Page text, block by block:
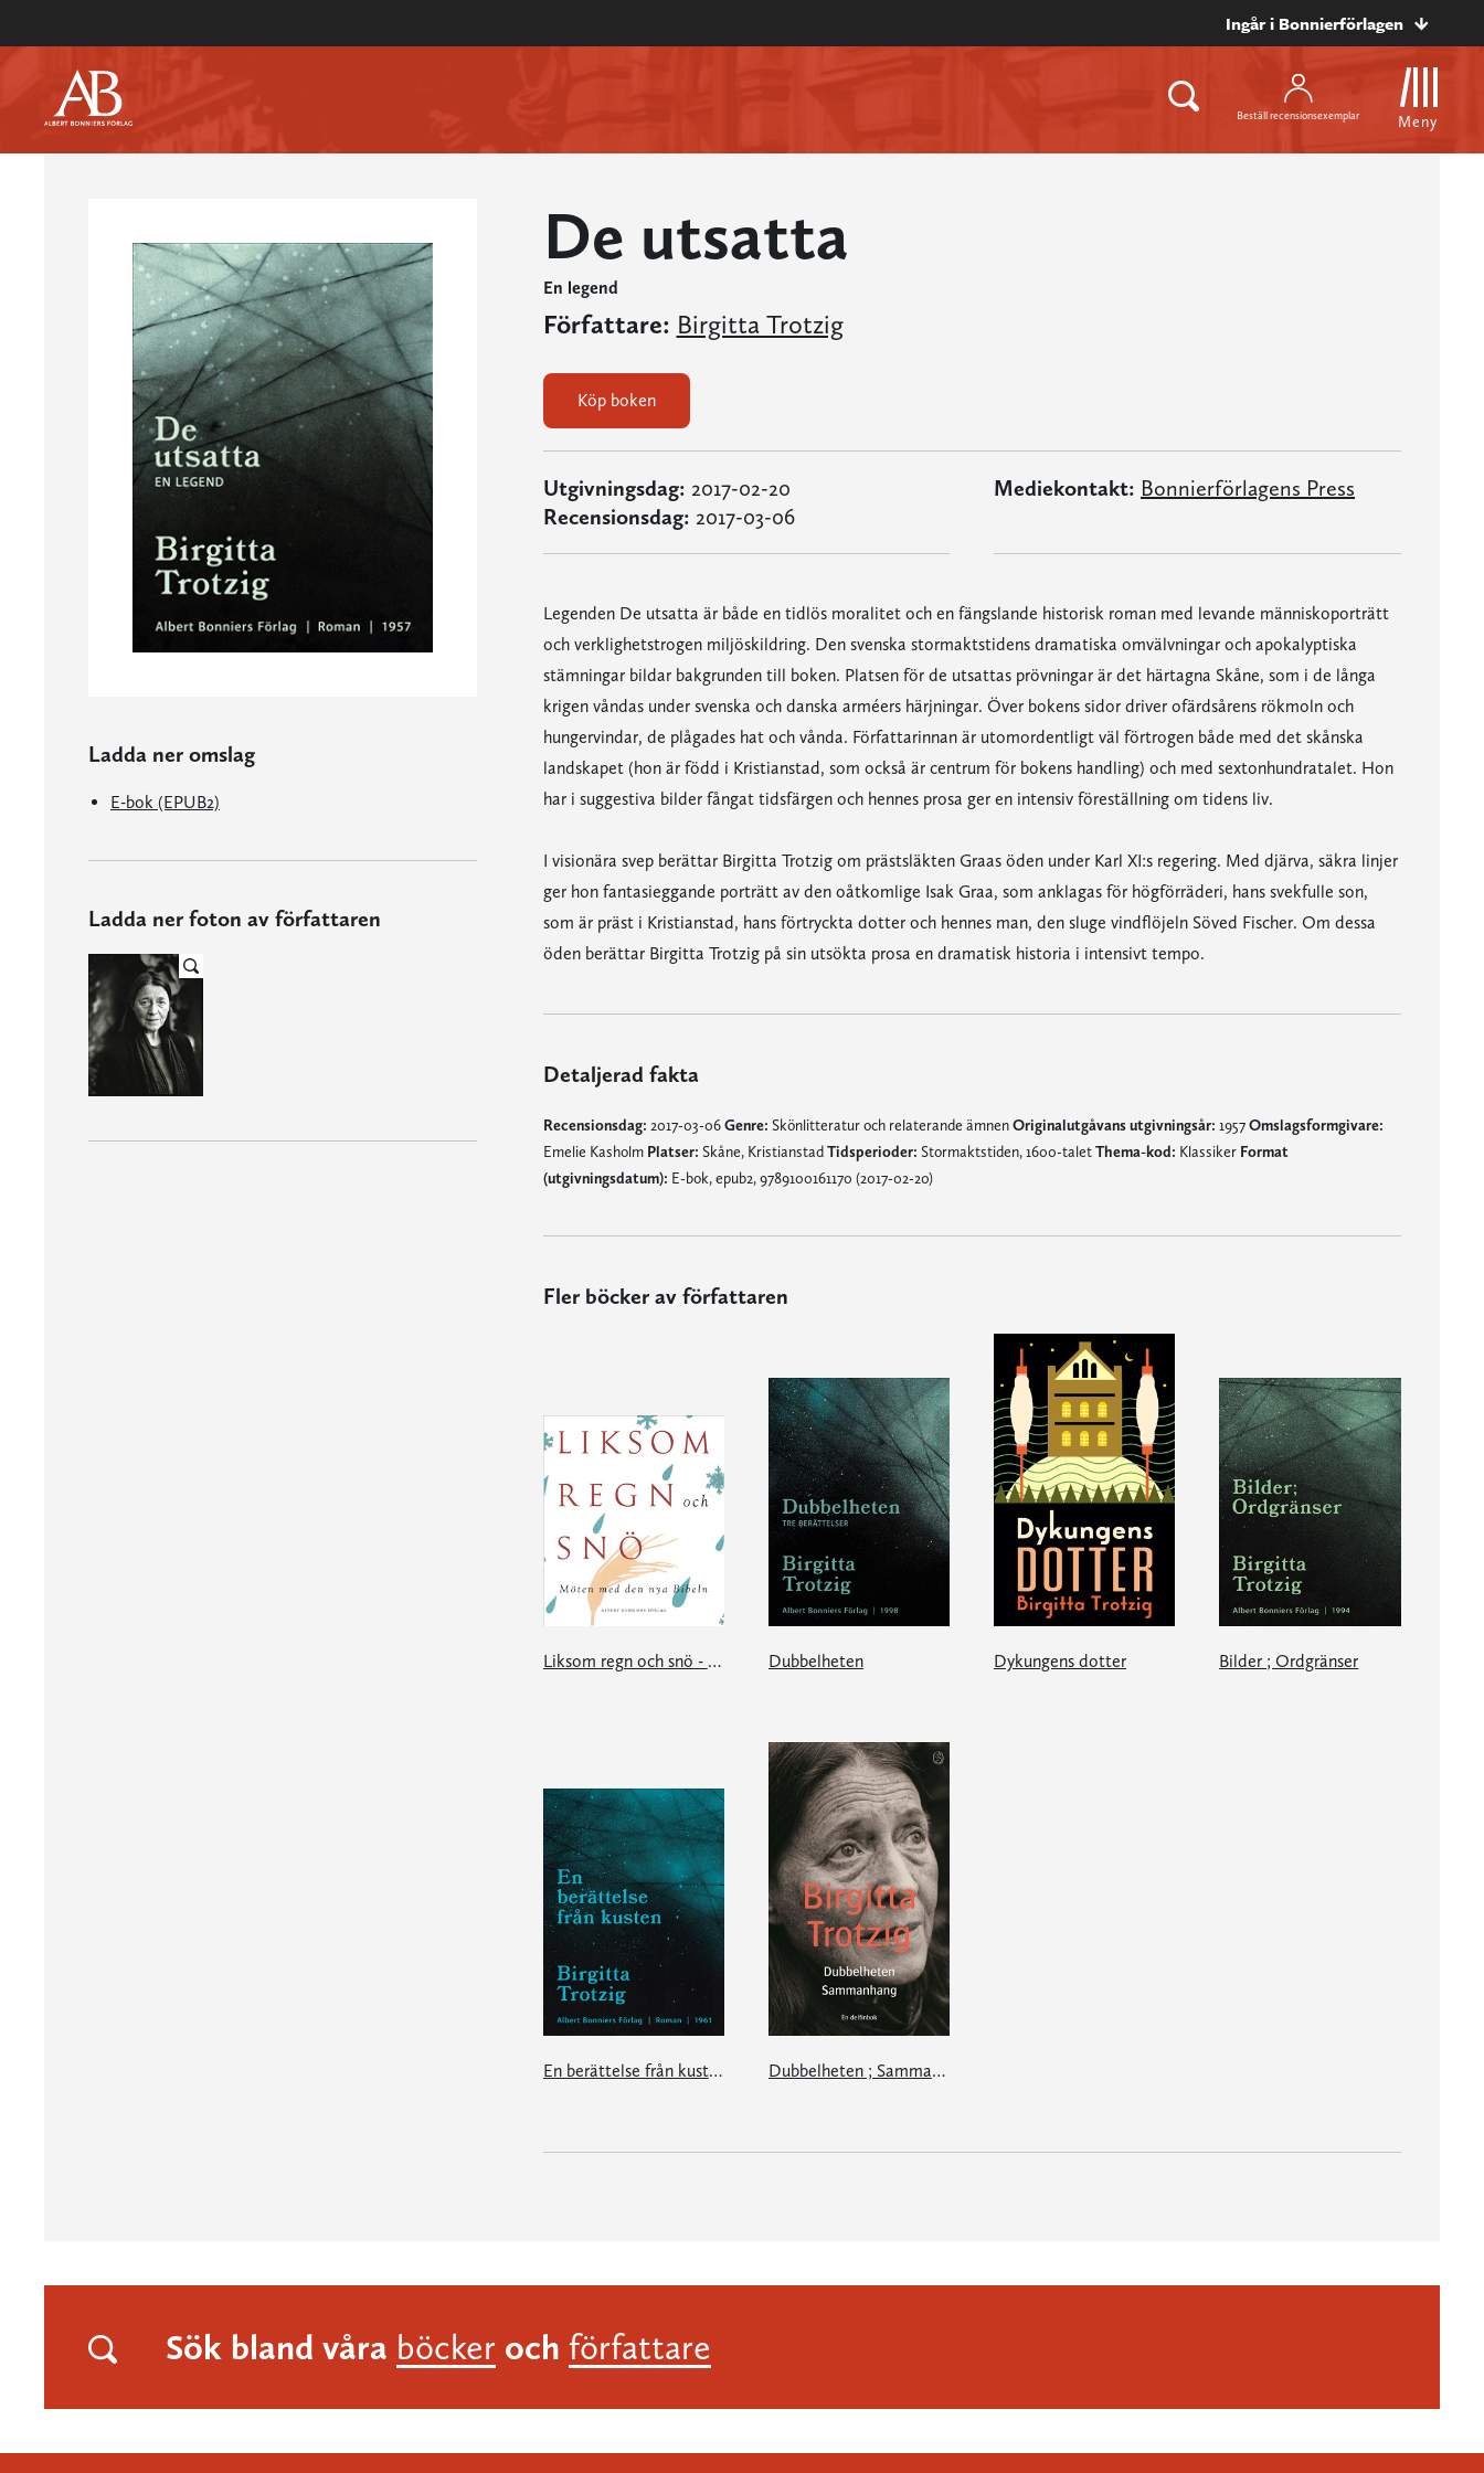
Ingår i Bonnierförlagen
Beställ recensionsexemplar Meny
Ladda ner omslag
E-bok (EPUB2)
Ladda ner foton av författaren
De utsatta
En legend
Författare: Birgitta Trotzig
Köp boken
Utgivningsdag: 2017-02-20
Recensionsdag: 2017-03-06
Mediekontakt: Bonnierförlagens Press
Legenden De utsatta är både en tidlös moralitet och en fängslande historisk roman med levande människoporträtt
och verklighetstrogen miljöskildring. Den svenska stormaktstidens dramatiska omvälvningar och apokalyptiska
stämningar bildar bakgrunden till boken. Platsen för de utsattas prövningar är det härtagna Skåne, som i de långa
krigen våndas under svenska och danska arméers härjningar. Över bokens sidor driver ofärdsårens rökmoln och
hungervindar, de plågades hat och vånda. Författarinnan är utomordentligt väl förtrogen både med det skånska
landskapet (hon är född i Kristianstad, som också är centrum för bokens handling) och med sextonhundratalet. Hon
har i suggestiva bilder fångat tidsfärgen och hennes prosa ger en intensiv föreställning om tidens liv.
I visionära svep berättar Birgitta Trotzig om prästsläkten Graas öden under Karl XI:s regering. Med djärva, säkra linjer
ger hon fantasieggande porträtt av den oåtkomlige Isak Graa, som anklagas för högförräderi, hans svekfulle son,
som är präst i Kristianstad, hans förtryckta dotter och hennes man, den sluge vindflöjeln Söved Fischer. Om dessa
öden berättar Birgitta Trotzig på sin utsökta prosa en dramatisk historia i intensivt tempo.
Detaljerad fakta
Recensionsdag: 2017-03-06Genre: Skönlitteratur och relaterande ämnenOriginalutgåvans utgivningsår: 1957Omslagsformgivare:
Emelie Kasholm Platser: Skåne, KristianstadTidsperioder: Stormaktstiden, 1600-taletThema-kod: Klassiker Format
(utgivningsdatum): E-bok, epub2, 9789100161170 (2017-02-20)
Fler böcker av författaren
Liksom regn och snö - möten med den nya Bibeln Dubbelheten Dykungens dotter Bilder ; Ordgränser
En berättelse från kusten Dubbelheten ; Sammanhang
Sök bland våra böcker och författare